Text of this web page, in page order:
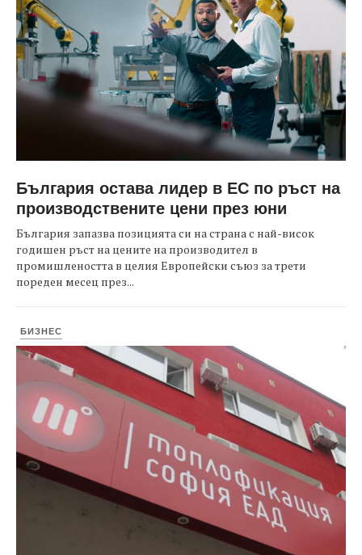
България остава лидер в ЕС по ръст на
производствените цени през юни
България запазва позицията си на страна с най-висок
годишен ръст на цените на производител в
промишлеността в целия Европейски съюз за трети
пореден месец през...
БИЗНЕС